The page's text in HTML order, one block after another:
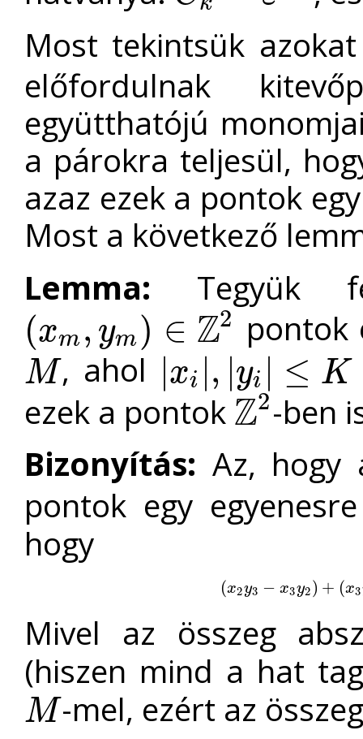
Most tekintsük
előfordulnak
együtthatójú
a párokra teljesül,
azaz ezek a pontok
Most a következő
Lemma: Tegyük
(xm , ym) ∈ Z2
(x m,ym ∈ Z2 pontok
M
M , ahol xi , yi ≤ K
xi|,| | K
ezek a pontok Z2
Z2
-ben
Bizonyítás: Az,
pontok egy
hogy
(x2y3 − x3y2) + (x3
(x2y3 −x 3y2)+( x3 y1−
Mivel az összeg
(hiszen mind a hat
M
M
-mel, ezért az